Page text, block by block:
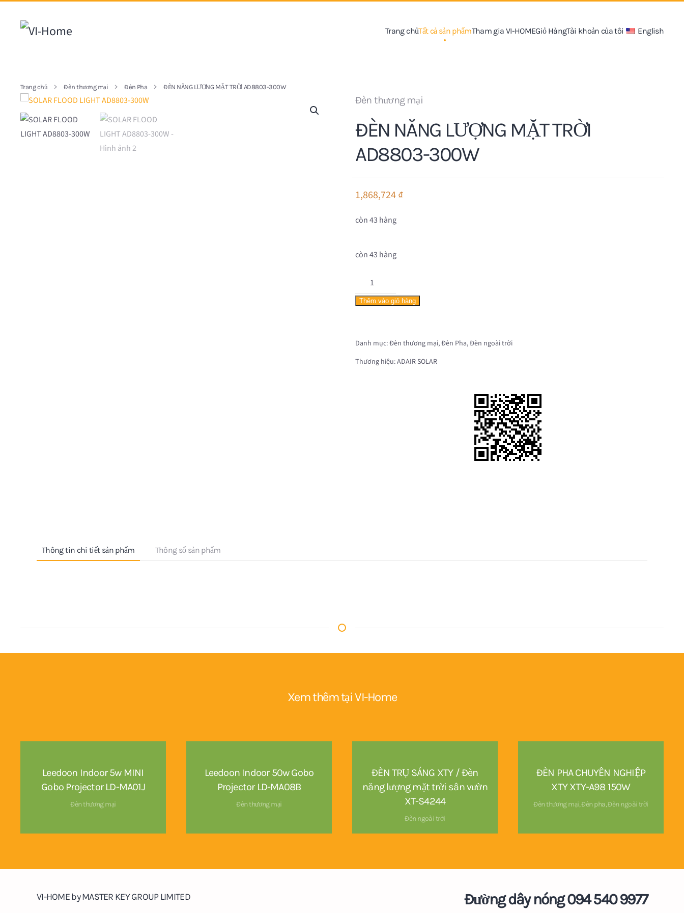
Chuyển đến nội dung chính Trang chủTất cả sản phẩmTham gia VI-HOMEGiỏ HàngTài khoản của tôi English
Trang chủ Đèn thương mại Đèn Pha ĐÈN NĂNG LƯỢNG MẶT TRỜI AD8803-300W
Đèn thương mại
ĐÈN NĂNG LƯỢNG MẶT TRỜI
AD8803-300W
1,868,724₫
còn 43 hàng
còn 43 hàng
SOLAR
FLOOD
LIGHT
lượng
Thêm vào giỏ hàng
Danh mục:Đèn thương mại,Đèn Pha,Đèn ngoài trời
Thương hiệu:ADAIR SOLAR
Thông tin chi tiết sản phẩm Thông số sản phẩm
Xem thêm tại VI-Home
Leedoon Indoor 5w MINI
Gobo Projector LD-MA01J
Đèn thương mại
Leedoon Indoor 50w Gobo
Projector LD-MA08B
Đèn thương mại
ĐÈN TRỤ SÁNG XTY / Đèn
năng lượng mặt trời sân vườn
XT-S4244
Đèn ngoài trời
ĐÈN PHA CHUYÊN NGHIỆP
XTY XTY-A98 150W
Đèn thương mại,Đèn pha,Đèn ngoài trời
VI-HOME by MASTER KEY GROUP LIMITED Đường dây nóng 094 540 9977